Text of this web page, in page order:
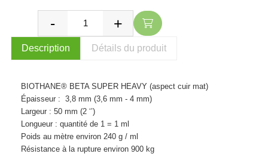
Description Détails du produit
BIOTHANE® BETA SUPER HEAVY (aspect cuir mat)
Épaisseur : 3,8 mm (3,6 mm - 4 mm)
Largeur : 50 mm (2 ‘’)
Longueur : quantité de 1 = 1 ml
Poids au mètre environ 240 g / ml
Résistance à la rupture environ 900 kg